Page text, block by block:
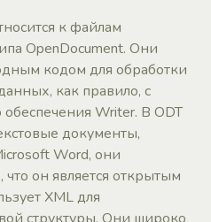
к файлам
OpenDocument. Они
кодом для обработки
как правило, с
Writer. В ODT
документы,
Word, они
что он является открытым
XML для
структуры. Они широко